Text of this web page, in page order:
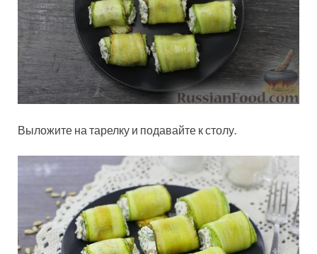
Выложите на тарелку и подавайте к столу.